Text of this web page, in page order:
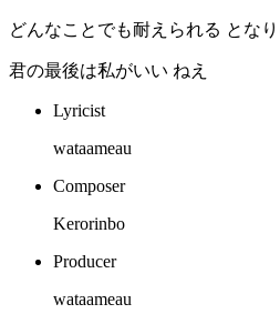
どんなことでも耐えられる とな
君の最後は私がいい ねえ
Lyricist
wataameau
Composer
Kerorinbo
Producer
wataameau